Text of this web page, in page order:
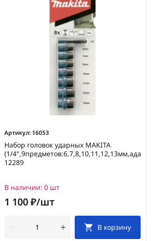
Артикул: 16053
Набор головок ударных MAKITA
(1/
12289
В наличии: 0 шт
1 100 ₽/шт
В корзину